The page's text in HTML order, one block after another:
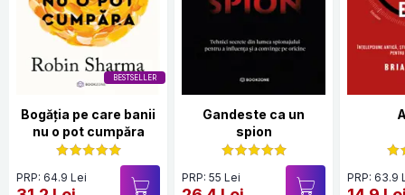
BESTSELLER
Bogăția pe care banii
nu o pot cumpăra
PRP: 64.9 Lei
Gandeste ca un
spion
PRP: 55 Lei PRP: 63.9